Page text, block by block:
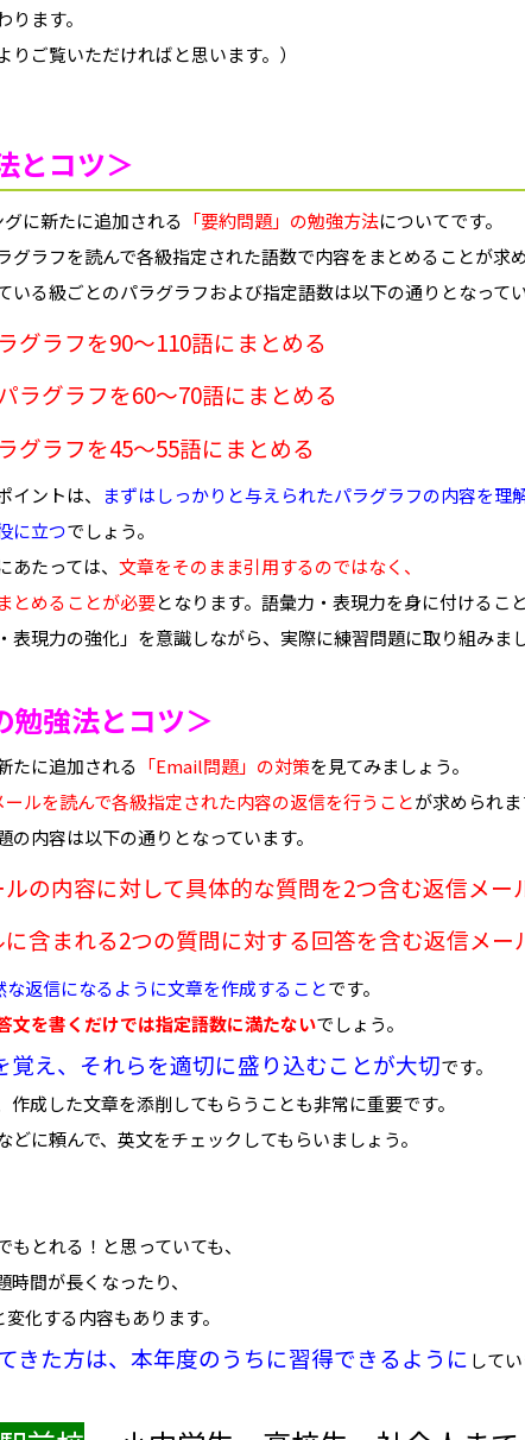
ります。
ご覧いただければと思います。）
とコツ＞
に新たに追加される 「要約問題」の勉強方法についてです。
グラフを読んで各級指定された語数で内容をまとめることが求め
いる級ごとのパラグラフおよび指定語数は以下の通りとなってい
グラフを90〜110語にまとめる
ラグラフを60〜70語にまとめる
グラフを45〜55語にまとめる
ントは、 まずはしっかりと与えられたパラグラフの内容を理
に立つでしょう。
たっては、 文章をそのまま引用するのではなく、
とめることが必要となります。語彙力・表現力を身に付けるこ
表現力の強化」を意識しながら、実際に練習問題に取り組みまし
勉強法とコツ＞
たに追加される 「Email問題」の対策を見てみましょう。
ールを読んで各級指定された内容の返信を行うことが求められま
内容は以下の通りとなっています。
の内容に対して具体的な質問を2つ含む返信メー
含まれる2つの質問に対する回答を含む返信メー
な返信になるように文章を作成することです。
文を書くだけでは指定語数に満たないでしょう。
覚え、それらを適切に盛り込むことが大切です。
作成した文章を添削してもらうことも非常に重要です。
に頼んで、英文をチェックしてもらいましょう。
とれる！と思っていても、
間が長くなったり、
化する内容もあります。
きた方は、本年度のうちに習得できるように して